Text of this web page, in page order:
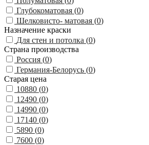
Глубокоматовая (0)
Шелковисто- матовая (0)
Назначение краски
Для стен и потолка (0)
Страна производства
Россия (0)
Германия-Белорусь (0)
Старая цена
10880 (0)
12490 (0)
14990 (0)
17140 (0)
5890 (0)
7600 (0)